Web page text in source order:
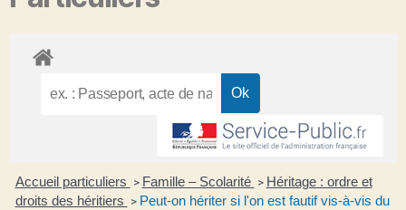
Accueil particuliers > Famille – Scolarité > Héritage : ordre et
droits des héritiers > Peut-on hériter si l'on est fautif vis-à-vis du